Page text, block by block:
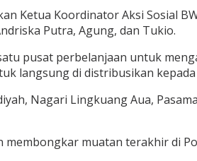
Ketua Koordinator Aksi Sosial
Putra, Agung, dan Tukio.
pusat perbelanjaan untuk
langsung di distribusikan
Nagari Lingkuang Aua,
muatan terakhir di